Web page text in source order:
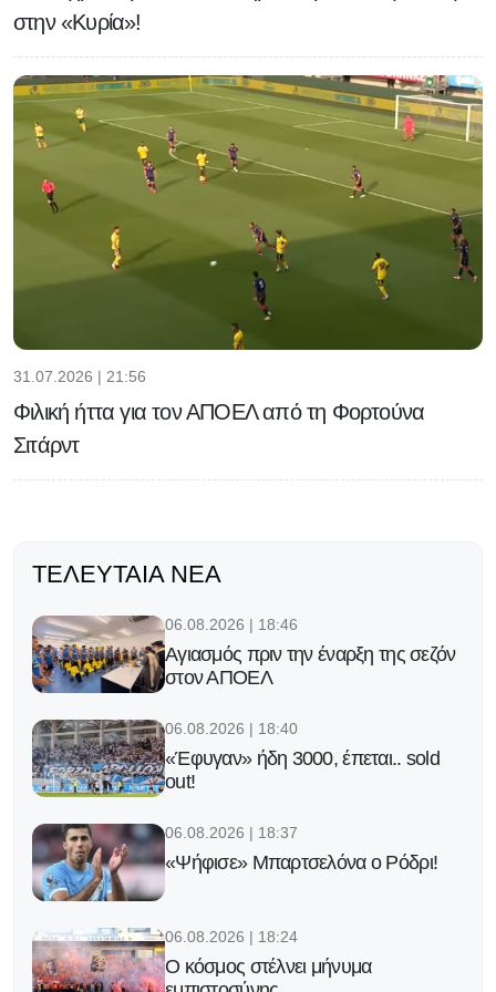
στην «Κυρία»!
31.07.2026 | 21:56
Φιλική ήττα για τον ΑΠΟΕΛ από τη Φορτούνα
Σιτάρντ
ΤΕΛΕΥΤΑΊΑ ΝΈΑ
06.08.2026 | 18:46
Αγιασμός πριν την έναρξη της σεζόν
στον ΑΠΟΕΛ
06.08.2026 | 18:40
«Έφυγαν» ήδη 3000, έπεται.. sold
out!
06.08.2026 | 18:37
«Ψήφισε» Μπαρτσελόνα ο Ρόδρι!
06.08.2026 | 18:24
Ο κόσμος στέλνει μήνυμα